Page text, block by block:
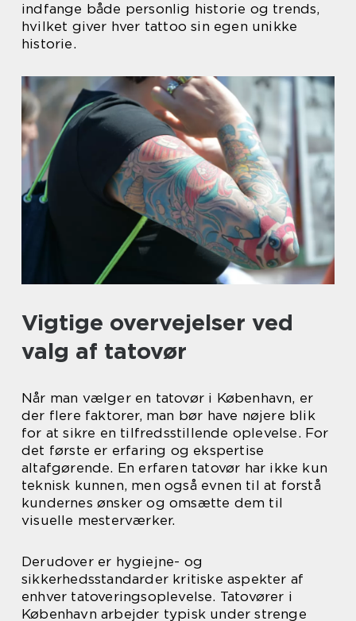
indfange både personlig historie og trends,
hvilket giver hver tattoo sin egen unikke
historie.
Vigtige overvejelser ved
valg af tatovør
Når man vælger en tatovør i København, er
der flere faktorer, man bør have nøjere blik
for at sikre en tilfredsstillende oplevelse. For
det første er erfaring og ekspertise
altafgørende. En erfaren tatovør har ikke kun
teknisk kunnen, men også evnen til at forstå
kundernes ønsker og omsætte dem til
visuelle mesterværker.
Derudover er hygiejne- og
sikkerhedsstandarder kritiske aspekter af
enhver tatoveringsoplevelse. Tatovører i
København arbejder typisk under strenge